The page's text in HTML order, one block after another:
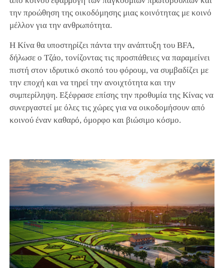
την προώθηση της οικοδόμησης μιας κοινότητας με κοινό
μέλλον για την ανθρωπότητα.
Η Κίνα θα υποστηρίζει πάντα την ανάπτυξη του BFA,
δήλωσε ο Τζάο, τονίζοντας τις προσπάθειες να παραμείνει
πιστή στον ιδρυτικό σκοπό του φόρουμ, να συμβαδίζει με
την εποχή και να τηρεί την ανοιχτότητα και την
συμπερίληψη. Εξέφρασε επίσης την προθυμία της Κίνας να
συνεργαστεί με όλες τις χώρες για να οικοδομήσουν από
κοινού έναν καθαρό, όμορφο και βιώσιμο κόσμο.